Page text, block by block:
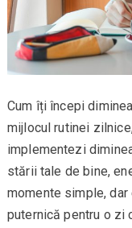
Cum îți începi
mijlocul rutinei
implementezi
stării tale de bine,
momente simple,
puternică pentru o zi